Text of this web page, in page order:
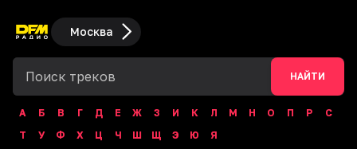
Москва
НАЙТИ
А Б В Г Д Е Ж З И К Л М Н О П Р
С
Т
У Ф Х Ц Ч Ш Щ Э Ю
Я